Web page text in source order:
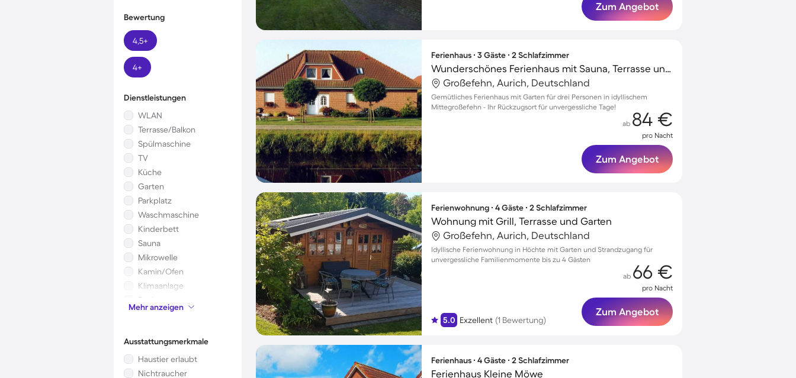
Bewertung
4,5+
4+
Dienstleistungen
WLAN
Terrasse/Balkon
Spülmaschine
TV
Küche
Garten
Parkplatz
Waschmaschine
Kinderbett
Sauna
Mikrowelle
Kamin/Ofen
Klimaanlage
Pool
Whirlpool
Mehr anzeigen
Ausstattungsmerkmale
Haustier erlaubt
Nichtraucher
Zum Angebot
Ferienhaus ∙ 3 Gäste ∙ 2 Schlafzimmer
Wunderschönes Ferienhaus mit Sauna, Terrasse und Garten
Großefehn, Aurich, Deutschland
Gemütliches Ferienhaus mit Garten für drei Personen in idyllischem
Mittegroßefehn - Ihr Rückzugsort für unvergessliche Tage!
ab 84 €
pro Nacht
Zum Angebot
Ferienwohnung ∙ 4 Gäste ∙ 2 Schlafzimmer
Wohnung mit Grill, Terrasse und Garten
Großefehn, Aurich, Deutschland
Idyllische Ferienwohnung in Höchte mit Garten und Strandzugang für
unvergessliche Familienmomente bis zu 4 Gästen
5.0 Exzellent (1 Bewertung)
ab 66 €
pro Nacht
Zum Angebot
Ferienhaus ∙ 4 Gäste ∙ 2 Schlafzimmer
Ferienhaus Kleine Möwe